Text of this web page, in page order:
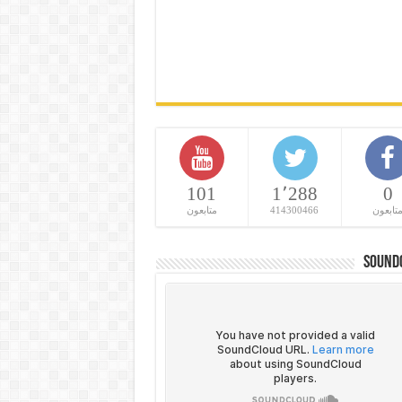
0
متابعون
1٬288
414300466
101
متابعون